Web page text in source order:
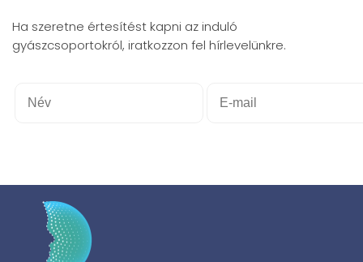
Ha szeretne értesítést kapni az induló
gyászcsoportokról, iratkozzon fel hírlevelünkre.